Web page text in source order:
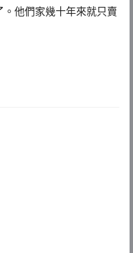
他們家幾十年來就只賣